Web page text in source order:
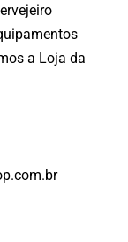
a Loja da